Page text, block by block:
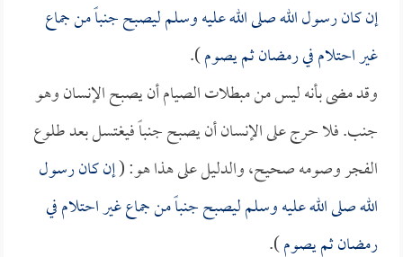
إن كان رسول الله صلى الله عليه وسلم ليصبح جنباً من جماع
غير احتلام في رمضان ثم يصوم).
وقد مضى بأنه ليس من مبطلات الصيام أن يصبح الإنسان وهو
جنب. فلا حرج على الإنسان أن يصبح جنباً فيغتسل بعد طلوع
الفجر وصومه صحيح، والدليل على هذا هو: (إن كان رسول
الله صلى الله عليه وسلم ليصبح جنباً من جماع غير احتلام في
رمضان ثم يصوم).